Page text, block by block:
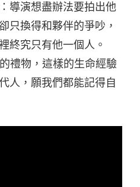
導演想盡辦法要拍出他
只換得和夥伴的爭吵，
終究只有他一個人。
禮物，這樣的生命經驗
人，願我們都能記得自